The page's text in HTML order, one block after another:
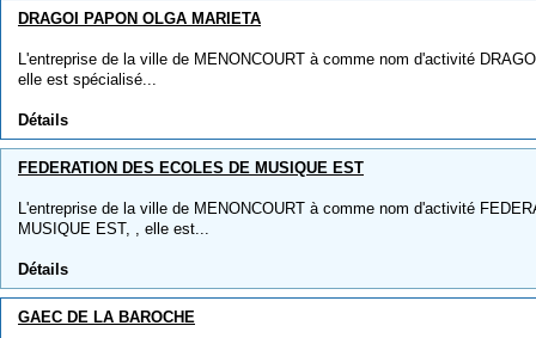
DRAGOI PAPON OLGA MARIETA
L'entreprise de la ville de MENONCOURT à comme nom d'activité
elle est spécialisé...
Détails
FEDERATION DES ECOLES DE MUSIQUE EST
L'entreprise de la ville de MENONCOURT à comme nom d'activité
MUSIQUE EST, , elle est...
Détails
GAEC DE LA BAROCHE